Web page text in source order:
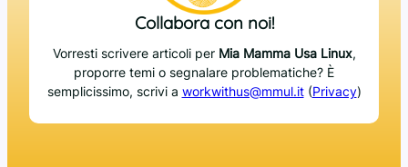
Collabora con noi!
Vorresti scrivere articoli per Mia Mamma Usa Linux,
proporre temi o segnalare problematiche? È
semplicissimo, scrivi a workwithus@mmul.it(Privacy)